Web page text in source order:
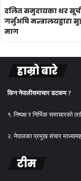
दलित समुदायका थर
गर्नुअघि मन्त्रालयद्वारा
माग
हाम्रो बारे
किन नेपालीसमाचार डटकम ?
१. निष्पक्ष र निर्भिक समाचारको
२. नेपालका प्रमुख संचार
टीम